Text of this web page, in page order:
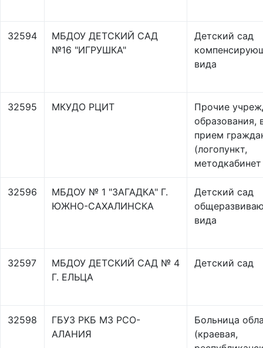
32594
МБДОУ ДЕТСКИЙ САД
№16 "ИГРУШКА"
Детский сад
вида
32595 МКУДО РЦИТ
Прочие
образования,
прием
(логопункт,
32596
МБДОУ № 1 "ЗАГАДКА" Г.
ЮЖНО-САХАЛИНСКА
Детский сад
вида
32597
МБДОУ ДЕТСКИЙ САД № 4
Г. ЕЛЬЦА
Детский сад
32598
ГБУЗ РКБ МЗ РСО-
АЛАНИЯ
Больница
(краевая,